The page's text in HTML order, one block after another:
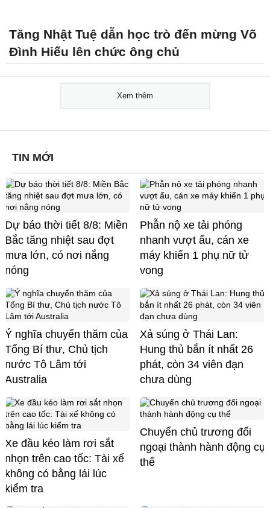
Tăng Nhật Tuệ dẫn học trò đến mừng Võ
Đình Hiếu lên chức ông chủ
Xem thêm
TIN MỚI
Dự báo thời tiết 8/8: Miền
Bắc tăng nhiệt sau đợt
mưa lớn, có nơi nắng
nóng
Phẫn nộ xe tải phóng
nhanh vượt ẩu, cán xe
máy khiến 1 phụ nữ tử
vong
Ý nghĩa chuyến thăm của
Tổng Bí thư, Chủ tịch
nước Tô Lâm tới
Australia
Xả súng ở Thái Lan:
Hung thủ bắn ít nhất 26
phát, còn 34 viên đạn
chưa dùng
Xe đầu kéo làm rơi sắt
nhọn trên cao tốc: Tài xế
không có bằng lái lúc
kiểm tra
Chuyển chủ trương đối
ngoại thành hành động cụ
thể